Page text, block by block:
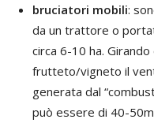
bruciatori mobili:
da un trattore o
circa 6-10 ha.
frutteto/vigneto il
generata dal
può essere di 40-